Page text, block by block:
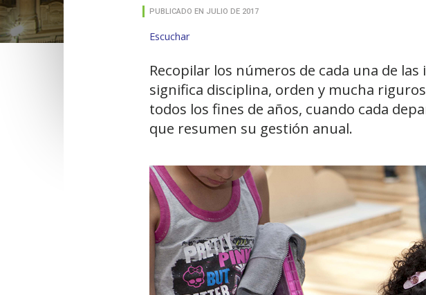
PUBLICADO EN JULIO DE 2017
Escuchar
Recopilar los números de cada una de
significa disciplina, orden y mucha
todos los fines de años, cuando cada
que resumen su gestión anual.